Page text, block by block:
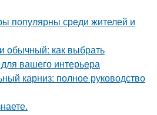
популярны среди жителей и
обычный: как выбрать
вашего интерьера
карниз: полное руководство